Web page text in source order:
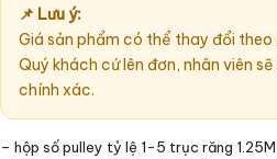
📌 Lưu ý:
Giá sản phẩm có thể thay đổi
Quý khách cứ lên đơn, nhân viên
chính xác.
– hộp số pulley tỷ lệ 1-5 trục răng